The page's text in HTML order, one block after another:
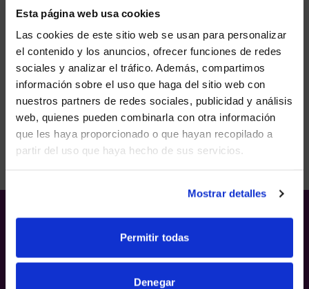
Esta página web usa cookies
Las cookies de este sitio web se usan para personalizar
el contenido y los anuncios, ofrecer funciones de redes
sociales y analizar el tráfico. Además, compartimos
información sobre el uso que haga del sitio web con
nuestros partners de redes sociales, publicidad y análisis
web, quienes pueden combinarla con otra información
que les haya proporcionado o que hayan recopilado a
partir del uso que haya hecho de sus servicios.
Mostrar detalles
Permitir todas
Denegar
Producers design vivid content to support
immersive experiences. We deliver it with impact.
NEXT?
WE NOTICED YOU'RE IN USA.
instead?
YES, TAKE ME THERE
NO, STAY ON THIS SITE